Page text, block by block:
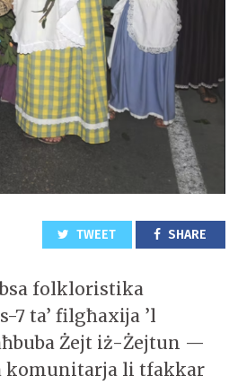
TWEET SHARE
folkloristika
7 ta’ filgħaxija ’l
Żejt iż-Żejtun —
komunitarja li tfakkar